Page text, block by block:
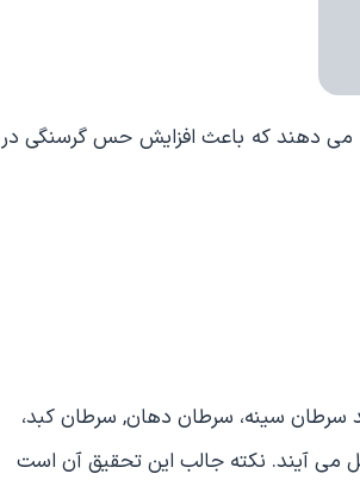
می دهند که باعث افزایش حس گرسنگی در
سرطان سینه، سرطان دهان, سرطان کبد،
می آیند. نکته جالب این تحقیق آن است